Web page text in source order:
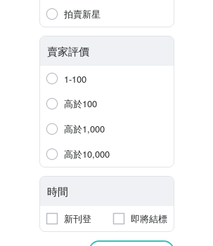
拍賣新星
賣家評價
1-100
高於100
高於1,000
高於10,000
時間
新刊登 即將結標